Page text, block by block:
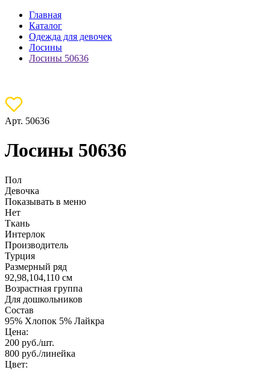
Главная
Каталог
Одежда для девочек
Лосины
Лосины 50636
Арт. 50636
Лосины 50636
Пол
Девочка
Показывать в меню
Нет
Ткань
Интерлок
Производитель
Турция
Размерный ряд
92,98,104,110 см
Возрастная группа
Для дошкольников
Состав
95% Хлопок 5% Лайкра
Цена:
200 руб./шт.
800 руб./линейка
Цвет: